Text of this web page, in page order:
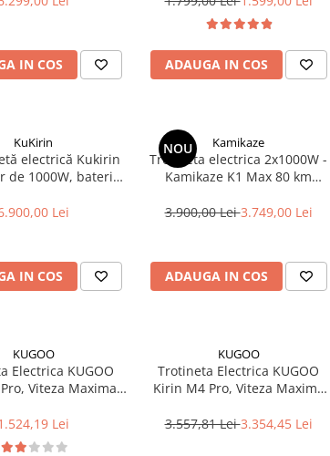
IN COS
36V 10.4 Ah,Greutate Max. 100
Kg, Roti 8", Negru
ADAUGA IN COS
KuKirin
electrică Kukirin
de 1000W, baterie
Lei
IN COS
NOU Kamikaze
Trotineta electrica 2x1000W -
Kamikaze K1 Max 80 km
3.900,00 Lei3.749,00 Lei
ADAUGA IN COS
KUGOO
Electrica KUGOO
Viteza Maxima
Acumulator 36V
7.5Ah, Negru
Lei
KUGOO
Trotineta Electrica KUGOO
Kirin M4 Pro, Viteza Maxima
Motor 500W, Acumulator 48V
3.557,81 Lei3.354,45 Lei